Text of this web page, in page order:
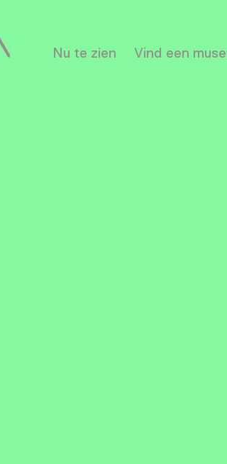
Nu te zien Vind een